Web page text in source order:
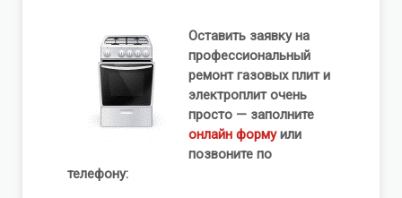
Оставить заявку на
профессиональный
ремонт газовых плит и
электроплит очень
просто — заполните
онлайн формуили
позвоните по
телефону: